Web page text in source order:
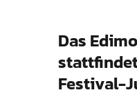
Das
Festival-